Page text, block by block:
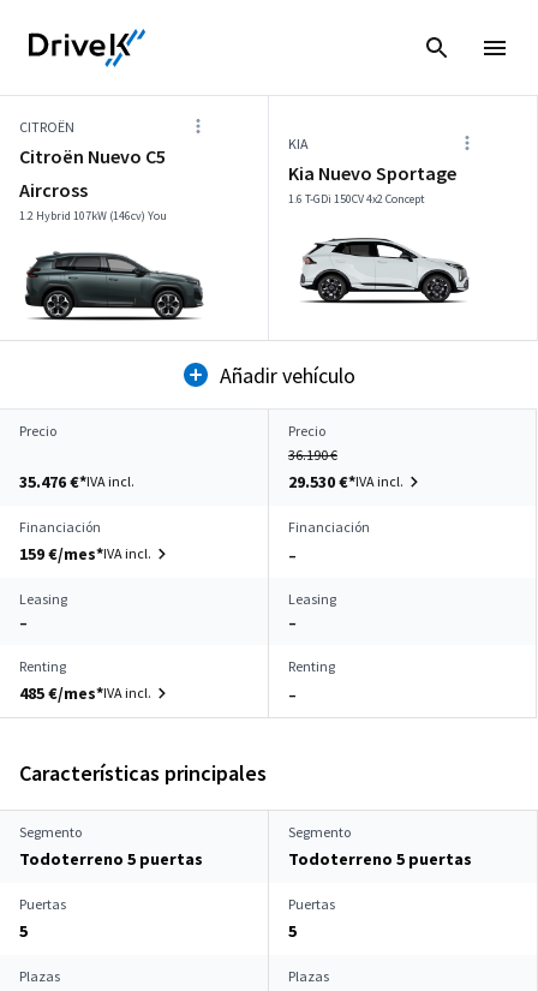
CITROËN
Citroën Nuevo C5
Aircross
1.2 Hybrid 107kW (146cv) You
KIA
Kia Nuevo Sportage
1.6 T-GDi 150CV 4x2 Concept
Añadir vehículo
Precio
35.476 €*IVA incl.
Precio
36.190 €
29.530 €*IVA incl.
Financiación
159 €/mes*IVA incl.
Financiación
–
Leasing
–
Leasing
–
Renting
485 €/mes*IVA incl.
Renting
–
Características principales
Segmento
Todoterreno 5 puertas
Segmento
Todoterreno 5 puertas
Puertas
5
Puertas
5
Plazas Plazas